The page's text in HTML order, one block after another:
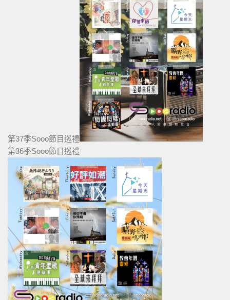
第37季Sooo節目巡禮
第36季Sooo節目巡禮